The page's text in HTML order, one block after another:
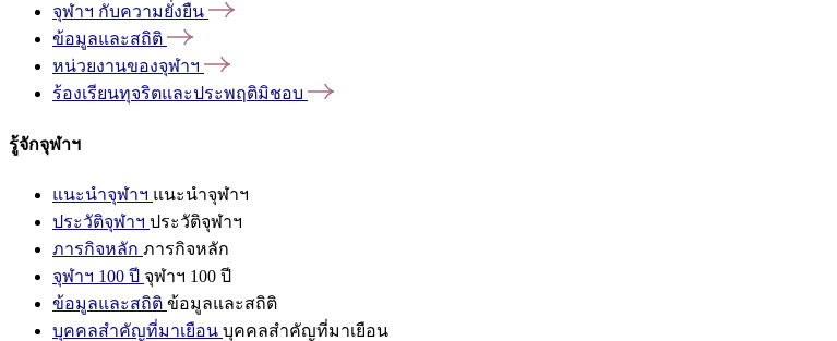
จุฬาฯ กับความยั่งยืน
ข้อมูลและสถิติ
หน่วยงานของจุฬาฯ
ร้องเรียนทุจริตและประพฤติมิชอบ
รู้จักจุฬาฯ
แนะนำจุฬาฯ แนะนำจุฬาฯ
ประวัติจุฬาฯ ประวัติจุฬาฯ
ภารกิจหลัก ภารกิจหลัก
จุฬาฯ 100 ปี จุฬาฯ 100 ปี
ข้อมูลและสถิติ ข้อมูลและสถิติ
บุคคลสำคัญที่มาเยือน บุคคลสำคัญที่มาเยือน